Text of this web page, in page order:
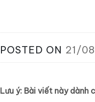
POSTED ON 21/
Lưu ý: Bài viết này dành